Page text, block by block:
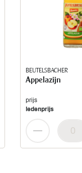
BEUTELSBACHER
Appelazijn
prijs
ledenprijs